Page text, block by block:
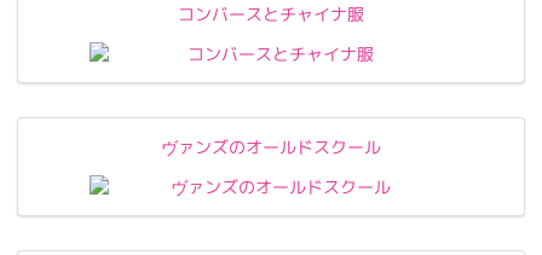
コンバースとチャイナ服
ヴァンズのオールドスクール